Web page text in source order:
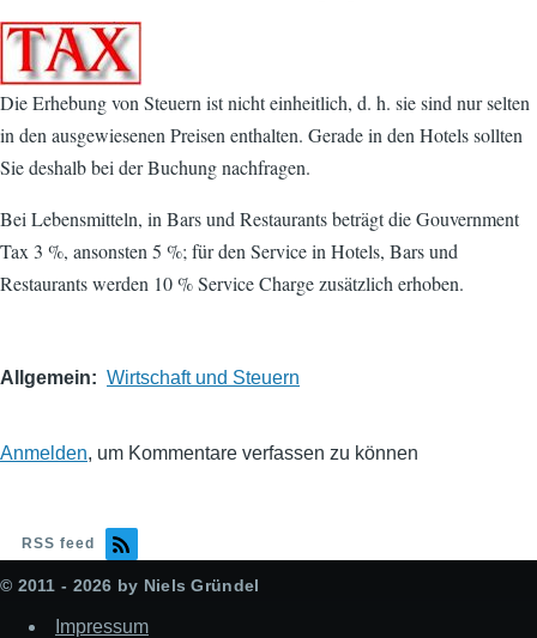
Die Erhebung von Steuern ist nicht einheitlich, d. h. sie sind nur selten
in den ausgewiesenen Preisen enthalten. Gerade in den Hotels sollten
Sie deshalb bei der Buchung nachfragen.
Bei Lebensmitteln, in Bars und Restaurants beträgt die Gouvernment
Tax 3 %, ansonsten 5 %; für den Service in Hotels, Bars und
Restaurants werden 10 % Service Charge zusätzlich erhoben.
Allgemein Wirtschaft und Steuern
Anmelden, um Kommentare verfassen zu können
RSS feed
© 2011 - 2026 by Niels Gründel
Impressum